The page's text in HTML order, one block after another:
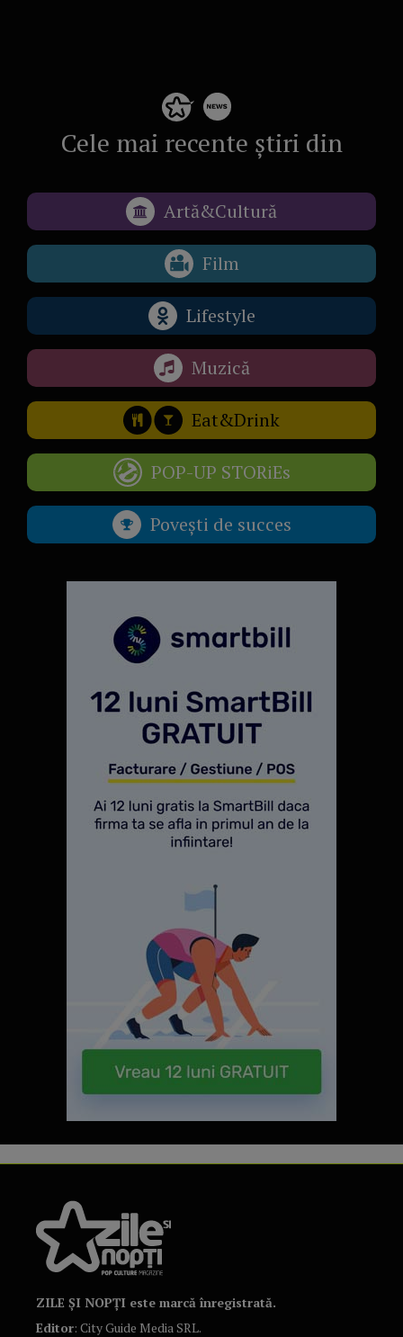
Cele mai recente știri din
Artă&Cultură
Film
Lifestyle
Muzică
Eat&Drink
POP-UP STORiEs
Povești de succes
ZILE ȘI NOPȚI este marcă înregistrată.
Editor: City Guide Media SRL.